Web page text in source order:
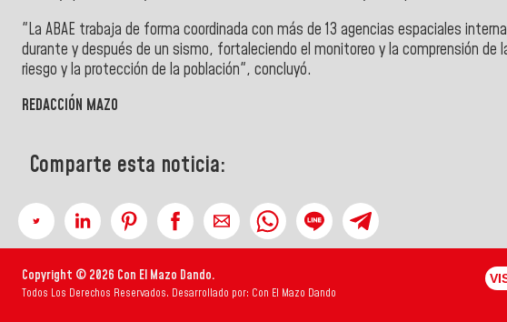
"La ABAE trabaja de forma coordinada con más de 13 agencias espaciales
durante y después de un sismo, fortaleciendo el monitoreo y la comprensión
riesgo y la protección de la población", concluyó.
REDACCIÓN MAZO
Comparte esta noticia:
Copyright © 2026 Con El Mazo Dando.
Todos Los Derechos Reservados. Desarrollado por: Con El Mazo Dando